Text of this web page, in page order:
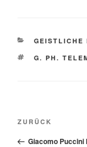
KATEGORIEN
GEISTLICHE
G. PH.
Vorheriger
Beitrag
ZURÜCK
Giacomo Puccini